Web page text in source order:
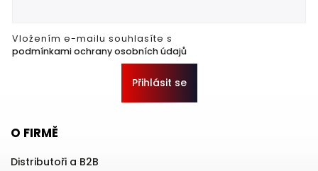
Vložením e-mailu souhlasíte s
podmínkami ochrany osobních údajů
Přihlásit se
O FIRMĚ
Distributoři a B2B